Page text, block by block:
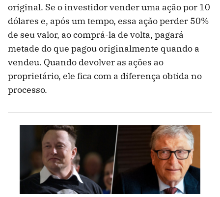
original. Se o investidor vender uma ação por 10
dólares e, após um tempo, essa ação perder 50%
de seu valor, ao comprá-la de volta, pagará
metade do que pagou originalmente quando a
vendeu. Quando devolver as ações ao
proprietário, ele fica com a diferença obtida no
processo.